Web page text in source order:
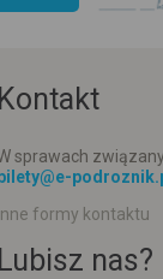
sprawach
formy kontaktu
nas?